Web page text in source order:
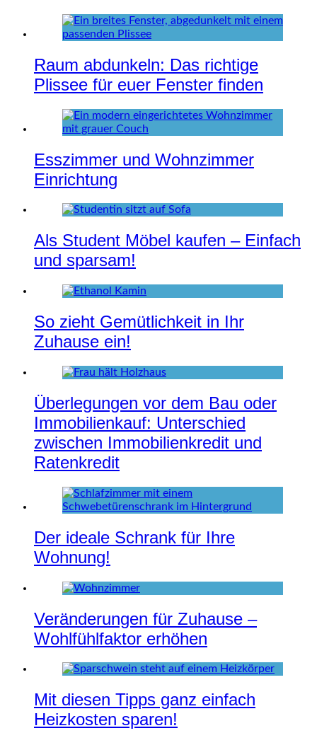
Raum abdunkeln: Das richtige
Plissee für euer Fenster finden
Esszimmer und Wohnzimmer
Einrichtung
Als Student Möbel kaufen – Einfach
und sparsam!
So zieht Gemütlichkeit in Ihr
Zuhause ein!
Überlegungen vor dem Bau oder
Immobilienkauf: Unterschied
zwischen Immobilienkredit und
Ratenkredit
Der ideale Schrank für Ihre
Wohnung!
Veränderungen für Zuhause –
Wohlfühlfaktor erhöhen
Mit diesen Tipps ganz einfach
Heizkosten sparen!